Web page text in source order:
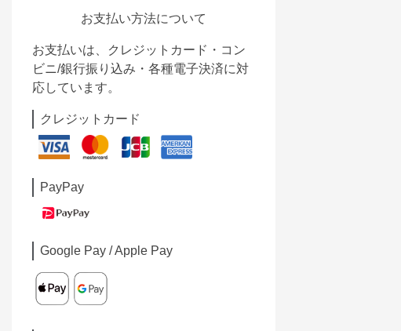
お支払い方法について
お支払いは、クレジットカード・コン
ビニ/銀行振り込み・各種電子決済に対
応しています。
クレジットカード
PayPay
Google Pay / Apple Pay